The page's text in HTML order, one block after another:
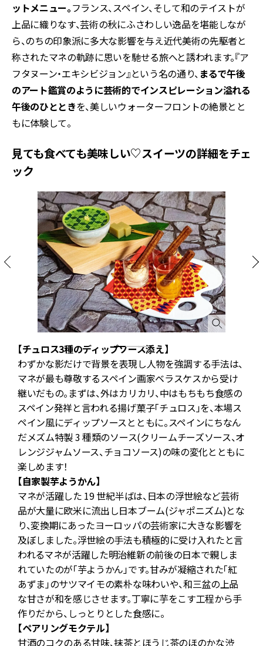
ットメニュー。フランス、スペイン、そして和のテイストが
上品に織りなす、芸術の秋にふさわしい逸品を堪能しなが
ら、のちの印象派に多大な影響を与え近代美術の先駆者と
称されたマネの軌跡に思いを馳せる旅へと誘われます。『ア
フタヌーン・エキシビジョン』という名の通り、 まるで午後
のアート鑑賞のように芸術的でインスピレーション溢れる
午後のひとときを、美しいウォーターフロントの絶景とと
もに体験して。
見ても食べても美味しい♡スイーツの詳細をチェ
ック
【チュロス3種のディップソース添え】
わずかな影だけで背景を表現し人物を強調する手法は、
マネが最も尊敬するスペイン画家ベラスケスから受け
継いだもの。まずは、外はカリカリ、中はもちもち食感の
スペイン発祥と言われる揚げ菓子「チュロス」を、本場ス
ペイン風にディップソースとともに。スペインにちなん
だメズム特製 3 種類のソース(クリームチーズソース、オ
レンジジャムソース、チョコソース)の味の変化とともに
楽しめます！
【自家製芋ようかん】
マネが活躍した 19 世紀半ばは、日本の浮世絵など芸術
品が大量に欧米に流出し日本ブーム(ジャポニズム)とな
り、変換期にあったヨーロッパの芸術家に大きな影響を
及ぼしました。浮世絵の手法も積極的に受け入れたと言
われるマネが活躍した明治維新の前後の日本で親しま
れていたのが「芋ようかん」です。甘みが凝縮された「紅
あずま」のサツマイモの素朴な味わいや、和三盆の上品
な甘さが和を感じさせます。丁寧に芋をこす工程から手
作りだから、しっとりとした食感に。
【ペアリングモクテル】
甘酒のコクのある甘味、抹茶とほうじ茶のほのかな渋